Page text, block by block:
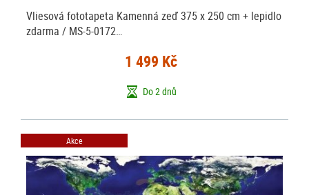
Vliesová fototapeta Kamenná zeď 375 x 250 cm + lepidlo
zdarma / MS-5-0172…
1 499 Kč
Do 2 dnů
Akce